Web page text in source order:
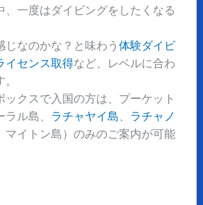
、一度はダイビングをしたくなる
なのかな？と味わう 体験ダイビ
イセンス取得など、レベルに合わ
ックスで入国の方は、プーケット
ル島、 ラチャヤイ島、 ラチャノ
マイトン島）のみのご案内が可能